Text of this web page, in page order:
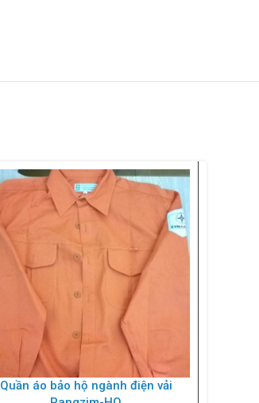
Quần áo bảo hộ ngành điện vải